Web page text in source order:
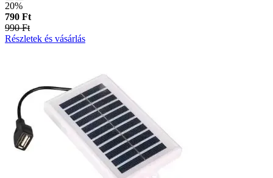
20%
790 Ft
990 Ft
Részletek és vásárlás